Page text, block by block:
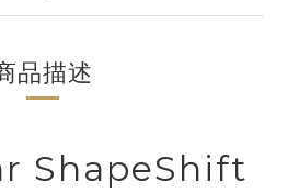
品描述
ShapeShift